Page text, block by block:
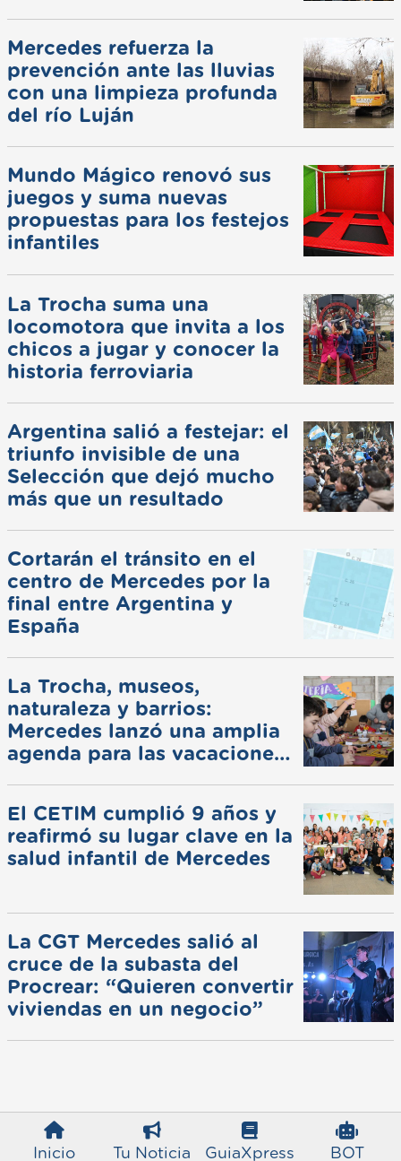
Inicio Tu Noticia GuiaXpress BOT
Mercedes refuerza la
prevención ante las lluvias
con una limpieza profunda
del río Luján
Mundo Mágico renovó sus
juegos y suma nuevas
propuestas para los festejos
infantiles
La Trocha suma una
locomotora que invita a los
chicos a jugar y conocer la
historia ferroviaria
Argentina salió a festejar: el
triunfo invisible de una
Selección que dejó mucho
más que un resultado
Cortarán el tránsito en el
centro de Mercedes por la
final entre Argentina y
España
La Trocha, museos,
naturaleza y barrios:
Mercedes lanzó una amplia
agenda para las vacaciones
El CETIM cumplió 9 años y
reafirmó su lugar clave en la
salud infantil de Mercedes
La CGT Mercedes salió al
cruce de la subasta del
Procrear: “Quieren convertir
viviendas en un negocio”